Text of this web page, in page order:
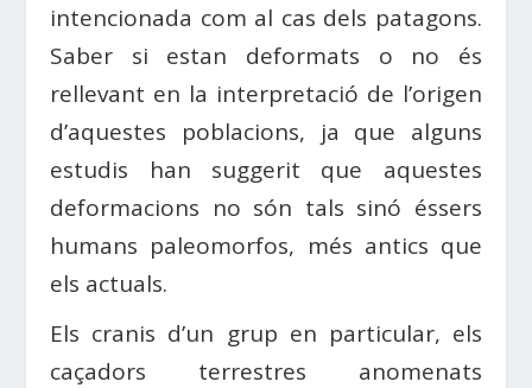
intencionada com al cas dels patagons.
Saber si estan deformats o no és
rellevant en la interpretació de l’origen
d’aquestes poblacions, ja que alguns
estudis han suggerit que aquestes
deformacions no són tals sinó éssers
humans paleomorfos, més antics que
els actuals.
Els cranis d’un grup en particular, els
caçadors terrestres anomenats